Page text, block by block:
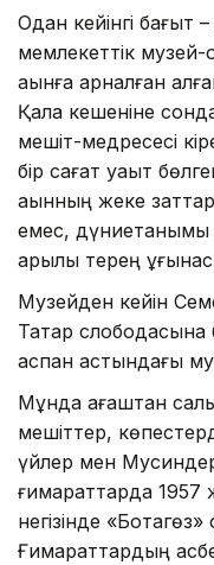
Одан кейінгі бағыт
мемлекеттік музей-
ақынға арналған
Қала кешеніне
мешіт-медресесі
бір сағат уақыт
ақынның жеке
емес, дүниетанымы
арқылы терең
Музейден кейін
Татар слободасына
аспан астындағы
Мұнда ағаштан
мешіттер,
үйлер мен
ғимараттарда 1957
негізінде «Ботагөз»
Ғимараттардың